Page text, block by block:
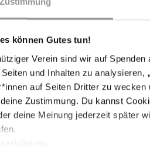
können Gutes tun!
Verein sind wir auf
und Inhalten zu
auf Seiten Dritter zu
Zustimmung. Du kannst
deine Meinung jederzeit später
sofort
Actions schnell an Aktualität
zu verschicken.
FORDERUNGEN
gegen Brang Shawng